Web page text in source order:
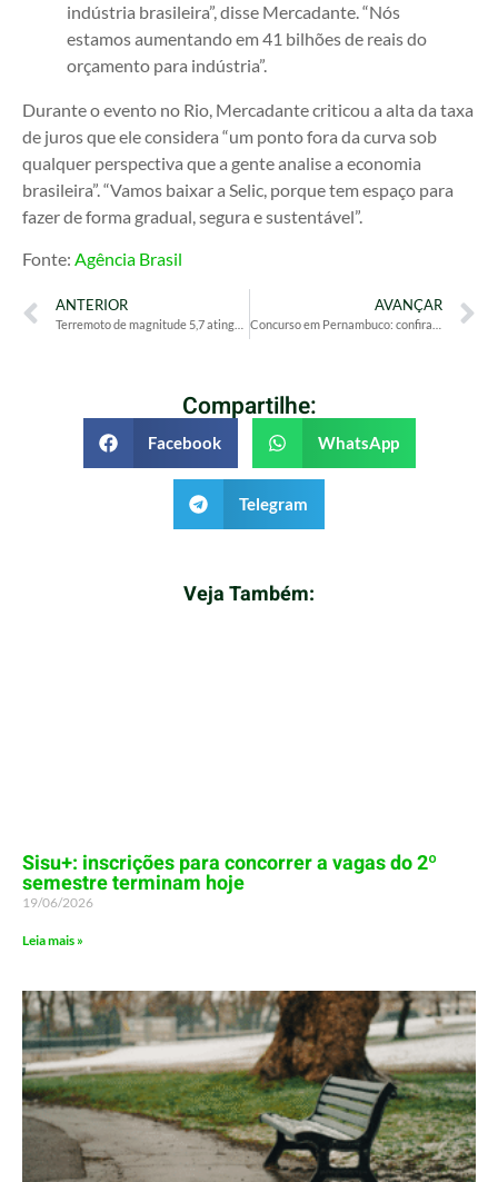
indústria brasileira”, disse Mercadante. “Nós
estamos aumentando em 41 bilhões de reais do
orçamento para indústria”.
Durante o evento no Rio, Mercadante criticou a alta da taxa
de juros que ele considera “um ponto fora da curva sob
qualquer perspectiva que a gente analise a economia
brasileira”. “Vamos baixar a Selic, porque tem espaço para
fazer de forma gradual, segura e sustentável”.
Fonte: Agência Brasil
ANTERIOR AVANÇAR
Compartilhe:
Facebook WhatsApp
Telegram
Veja Também:
Sisu+: inscrições para concorrer a vagas do 2º
semestre terminam hoje
19/06/2026
Leia mais »